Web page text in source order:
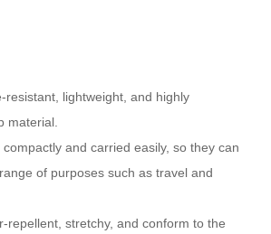
resistant, lightweight, and highly
material.
and carried easily, so they can
of purposes such as travel and
repellent, stretchy, and conform to the